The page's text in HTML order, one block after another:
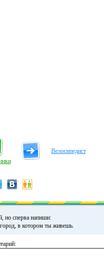
Велосипедист
но сперва напиши:
город, в котором ты живешь.